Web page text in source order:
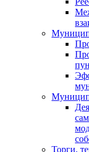
Торги,